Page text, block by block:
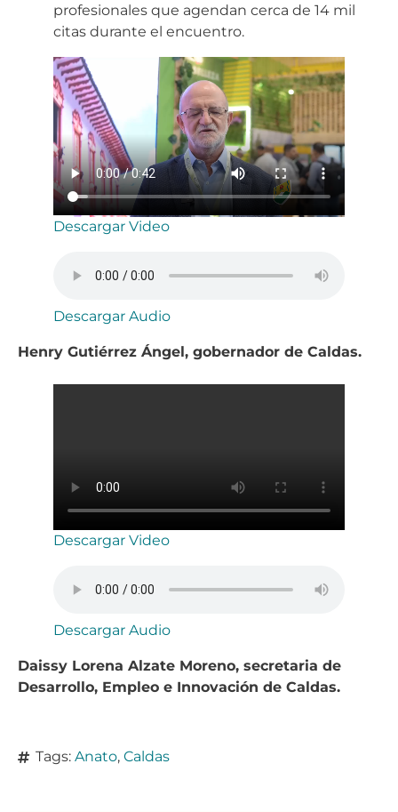
profesionales que agendan cerca de 14 mil
citas durante el encuentro.
Descargar Video
Descargar Audio
Henry Gutiérrez Ángel, gobernador de Caldas.
Descargar Video
Descargar Audio
Daissy Lorena Alzate Moreno, secretaria de
Desarrollo, Empleo e Innovación de Caldas.
Tags: Anato, Caldas